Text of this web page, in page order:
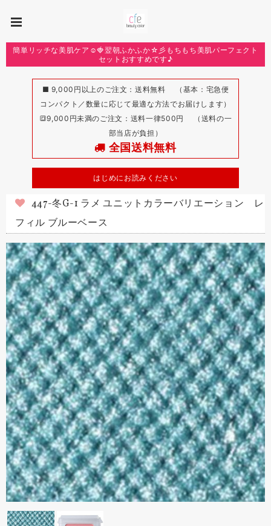
簡単リッチな美肌ケア☺️🍓翌朝ふかふか☆彡もちもち美肌パーフェクト
セットおすすめです♪
■ 9,000円以上のご注文：送料無料 （基本：宅急便
コンパクト／数量に応じて最適な方法でお届けします）
🔳9,000円未満のご注文：送料一律500円 （送料の一
部当店が負担）
全国送料無料
はじめにお読みください
447-冬G-1 ラメ ユニットカラーバリエーション レ
フィル ブルーベース